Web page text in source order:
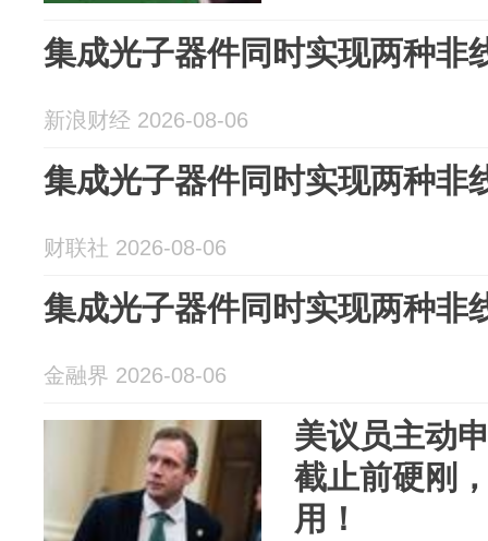
集成光子器件同时实现两种非
新浪财经 2026-08-06
集成光子器件同时实现两种非
财联社 2026-08-06
集成光子器件同时实现两种非
金融界 2026-08-06
美议员主动
截止前硬刚
用！